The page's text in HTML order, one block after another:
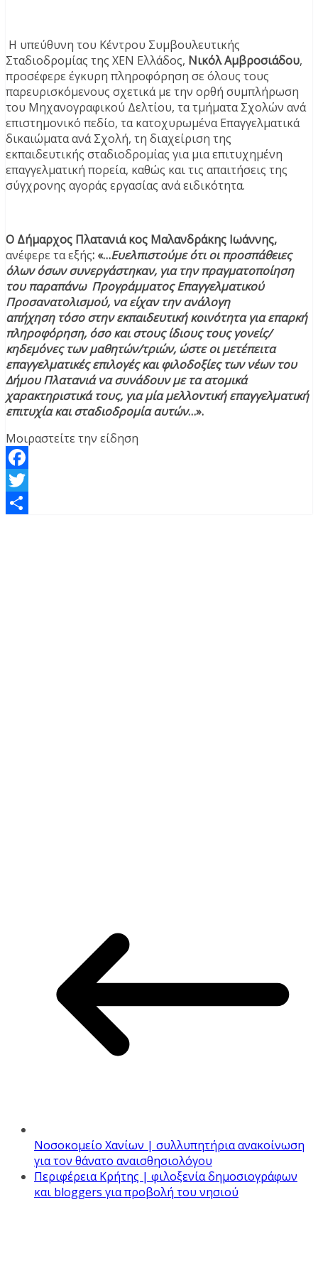
​ Η υπεύθυνη του Κέντρου Συμβουλευτικής
Σταδιοδρομίας της ΧΕΝ Ελλάδος, Νικόλ Αμβροσιάδου,
προσέφερε έγκυρη πληροφόρηση σε όλους τους
παρευρισκόμενους σχετικά με την ορθή συμπλήρωση
του Μηχανογραφικού Δελτίου, τα τμήματα Σχολών ανά
επιστημονικό πεδίο, τα κατοχυρωμένα Επαγγελματικά
δικαιώματα ανά Σχολή, τη διαχείριση της
εκπαιδευτικής σταδιοδρομίας για μια επιτυχημένη
επαγγελματική πορεία, καθώς και τις απαιτήσεις της
σύγχρονης αγοράς εργασίας ανά ειδικότητα.
Ο Δήμαρχος Πλατανιά κος Μαλανδράκης Ιωάννης,
ανέφερε τα εξής: «…​Ευελπιστούμε ότι οι προσπάθειες
όλων όσων συνεργάστηκαν, για την πραγματοποίηση
του παραπάνω Προγράμματος Επαγγελματικού
Προσανατολισμού, να είχαν την ανάλογη
απήχηση τόσο στην εκπαιδευτική κοινότητα για επαρκή
πληροφόρηση, όσο και στους ίδιους τους γονείς/
κηδεμόνες των μαθητών/τριών, ώστε οι μετέπειτα
επαγγελματικές επιλογές και φιλοδοξίες των νέων του
Δήμου Πλατανιά να συνάδουν με τα ατομικά
χαρακτηριστικά τους, για μία μελλοντική επαγγελματική
επιτυχία και σταδιοδρομία αυτών…».
Μοιραστείτε την είδηση
Facebook
Twitter
Νοσοκομείο Χανίων | συλλυπητήρια ανακοίνωση
για τον θάνατο αναισθησιολόγου
Περιφέρεια Κρήτης | φιλοξενία δημοσιογράφων
και bloggers για προβολή του νησιού